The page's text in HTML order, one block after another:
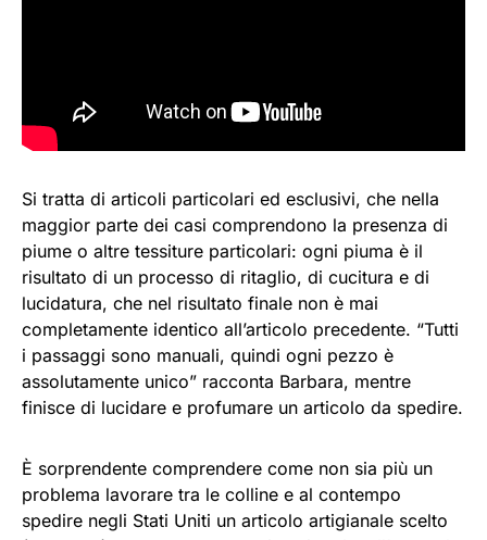
Si tratta di articoli particolari ed esclusivi, che nella
maggior parte dei casi comprendono la presenza di
piume o altre tessiture particolari: ogni piuma è il
risultato di un processo di ritaglio, di cucitura e di
lucidatura, che nel risultato finale non è mai
completamente identico all’articolo precedente. “Tutti
i passaggi sono manuali, quindi ogni pezzo è
assolutamente unico” racconta Barbara, mentre
finisce di lucidare e profumare un articolo da spedire.
È sorprendente comprendere come non sia più un
problema lavorare tra le colline e al contempo
spedire negli Stati Uniti un articolo artigianale scelto